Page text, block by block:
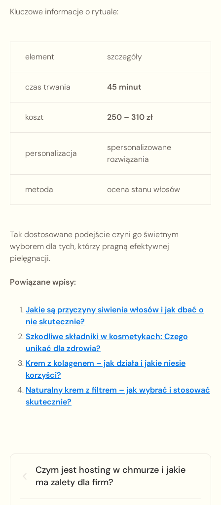
Kluczowe informacje o rytuale:
element szczegóły
czas trwania 45 minut
koszt 250 – 310 zł
personalizacja
spersonalizowane
rozwiązania
metoda ocena stanu włosów
Tak dostosowane podejście czyni go świetnym
wyborem dla tych, którzy pragną efektywnej
pielęgnacji.
Powiązane wpisy:
Jakie są przyczyny siwienia włosów i jak dbać o
nie skutecznie?
Szkodliwe składniki w kosmetykach: Czego
unikać dla zdrowia?
Krem z kolagenem – jak działa i jakie niesie
korzyści?
Naturalny krem z filtrem – jak wybrać i stosować
skutecznie?
Czym jest hosting w chmurze i jakie
ma zalety dla firm?